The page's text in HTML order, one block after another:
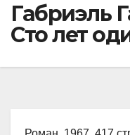
Габриэль
Сто лет